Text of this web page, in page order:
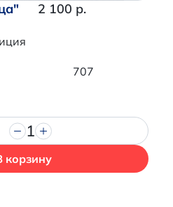
2 100 р.
707
1
корзину